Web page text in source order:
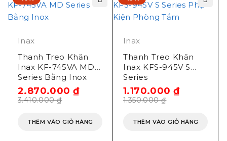
Inax
Thanh Treo Khăn
Inax KF-745VA MD
Series Bằng Inox
3.410.000₫
2.870.000₫
THÊM VÀO GIỎ HÀNG
Inax
Thanh Treo Khăn
Inax KFS-945V S
Series
1.350.000₫
1.170.000₫
THÊM VÀO GIỎ HÀNG